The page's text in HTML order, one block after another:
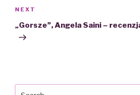
Next
Post
NEXT
„Gorsze”, Angela Saini –